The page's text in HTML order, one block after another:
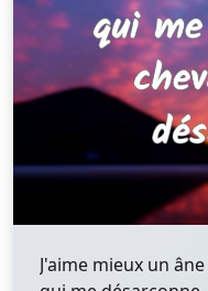
J'aime mieux un